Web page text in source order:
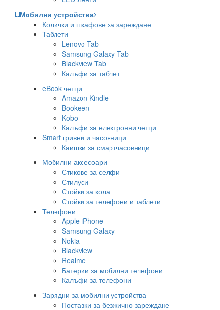
Мобилни устройства
Колички и шкафове за зареждане
Таблети
Lenovo Tab
Samsung Galaxy Tab
Blackview Tab
Калъфи за таблет
eBook четци
Amazon Kindle
Bookeen
Kobo
Калъфи за електронни четци
Smart гривни и часовници
Каишки за смартчасовници
Мобилни аксесоари
Стикове за селфи
Стилуси
Стойки за кола
Стойки за телефони и таблети
Телефони
Apple iPhone
Samsung Galaxy
Nokia
Blackview
Realme
Батерии за мобилни телефони
Калъфи за телефони
Зарядни за мобилни устройства
Поставки за безжично зареждане